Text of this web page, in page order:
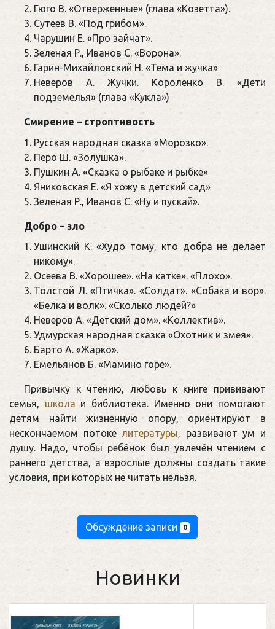
Гюго В. «Отверженные» (глава «Козетта»).
Сутеев В. «Под грибом».
Чарушин Е. «Про зайчат».
Зеленая Р., Иванов С. «Ворона».
Гарин-Михайловский Н. «Тема и жучка»
Неверов А. Жучки. Короленко В. «Дети
подземелья» (глава «Кукла»)
Смирение – строптивость
Русская народная сказка «Морозко».
Перо Ш. «Золушка».
Пушкин А. «Сказка о рыбаке и рыбке»
Яниковская Е. «Я хожу в детский сад»
Зеленая Р., Иванов С. «Ну и пускай».
Добро – зло
Ушинский К. «Худо тому, кто добра не делает
никому».
Осеева В. «Хорошее». «На катке». «Плохо».
Толстой Л. «Птичка». «Солдат». «Собака и вор».
«Белка и волк». «Сколько людей?»
Неверов А. «Детский дом». «Коллектив».
Удмурская народная сказка «Охотник и змея».
Барто А. «Жарко».
Емельянов Б. «Мамино горе».
Привычку к чтению, любовь к книге прививают
семья, школа и библиотека. Именно они помогают
детям найти жизненную опору, ориентируют в
нескончаемом потокелитературы, развивают ум и
душу. Надо, чтобы ребёнок был увлечён чтением с
раннего детства, а взрослые должны создать такие
условия, при которых не читать нельзя.
Обсуждение записи 0
Новинки